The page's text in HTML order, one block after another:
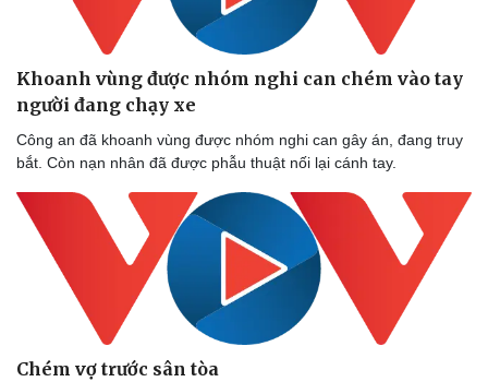
Khoanh vùng được nhóm nghi can chém vào tay
người đang chạy xe
Công an đã khoanh vùng được nhóm nghi can gây án, đang truy
bắt. Còn nạn nhân đã được phẫu thuật nối lại cánh tay.
Chém vợ trước sân tòa